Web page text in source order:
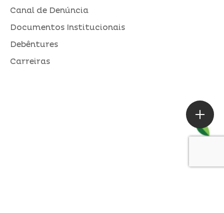
Canal de Denúncia
Documentos Institucionais
Debêntures
Carreiras